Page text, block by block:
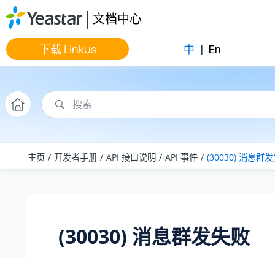
跳转到主要内容
文档中心
下载 Linkus 中 | En
主页 开发者手册 API 接口说明 API 事件 (30030) 消息群
(30030) 消息群发失败